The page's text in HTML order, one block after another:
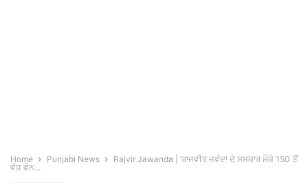
Home Punjabi News
Rajvir Jawanda | ‘ਰਾਜਵੀਰ ਜਵੰਦਾ ਦੇ ਸਸਕਾਰ ਮੌਕੇ 150 ਤੋਂ
ਵੱਧ ਫੋਨ...